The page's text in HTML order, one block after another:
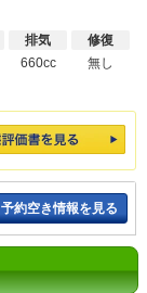
排気
660cc
修復
無し
予約空き情報を見る